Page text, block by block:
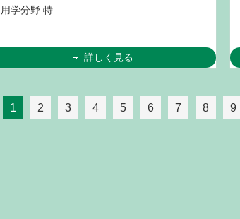
用学分野 特…
詳しく見る
1 2 3 4 5 6 7 8 9